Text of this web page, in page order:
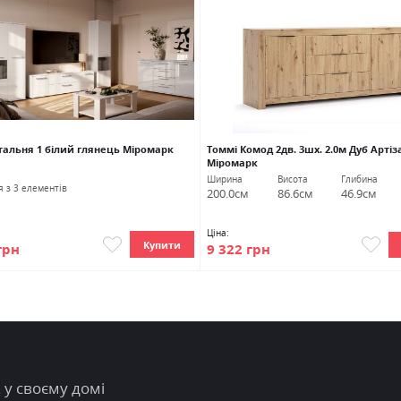
1 білий глянець Міромарк
з 3 елементів
Купити
Томмі Комод 2дв. 3шх. 2.0м Дуб
Міромарк
Ширина
200.0см
Висота
86.6см
Глибина
46.9см
Ціна:
9 322 грн
своєму домі